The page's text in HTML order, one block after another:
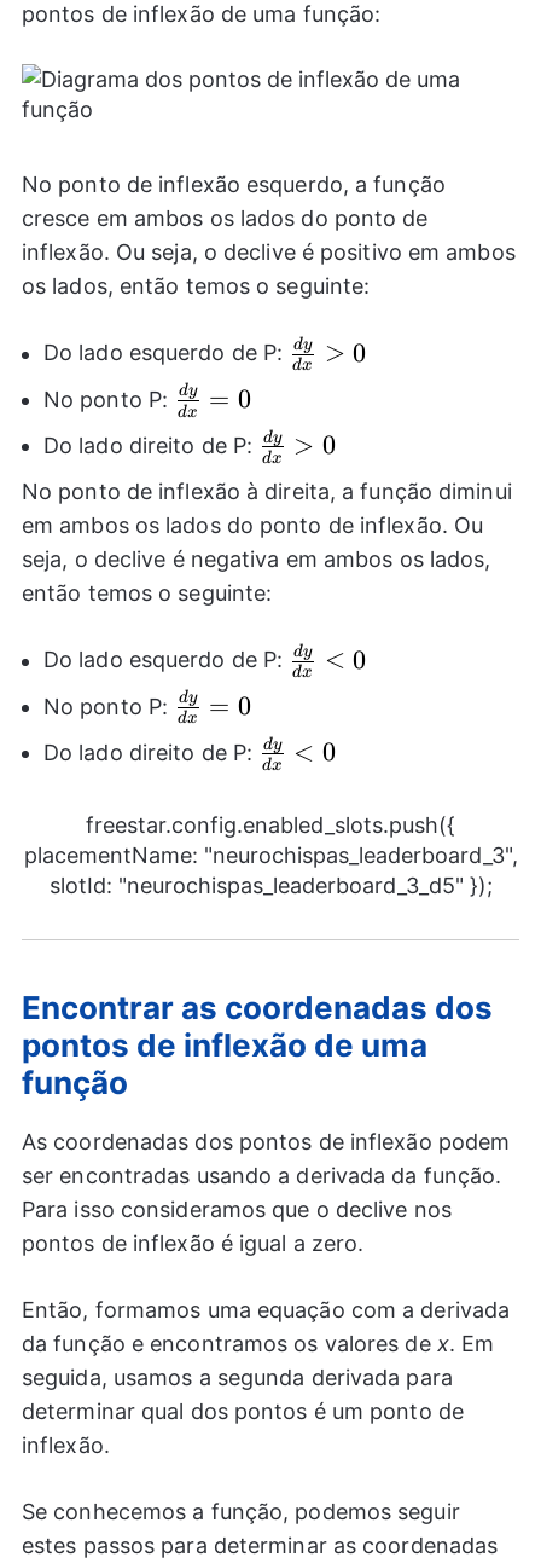
pontos de inflexão de uma função:
No ponto de inflexão esquerdo, a função
cresce em ambos os lados do ponto de
inflexão. Ou seja, o declive é positivo em ambos
os lados, então temos o seguinte:
Do lado esquerdo de P: \frac{dy}
dx
dy > 0
No ponto P: \frac{dy}
{dx}=0
dx
dy = 0
Do lado direito de P: \frac{dy}
{dx}>0
dx
dy > 0
No ponto de inflexão à direita, a função diminui
em ambos os lados do ponto de inflexão. Ou
seja, o declive é negativa em ambos os lados,
então temos o seguinte:
Do lado esquerdo de P: \frac{dy}
dx
dy < 0
No ponto P: \frac{dy}
{dx}=0
dx
dy = 0
Do lado direito de P: \frac{dy}
dx
dy < 0
freestar.config.enabled_slots.push({
placementName: "neurochispas_leaderboard_3",
slotId: "neurochispas_leaderboard_3_d5" });
Encontrar as coordenadas dos
pontos de inflexão de uma
função
As coordenadas dos pontos de inflexão podem
ser encontradas usando a derivada da função.
Para isso consideramos que o declive nos
pontos de inflexão é igual a zero.
Então, formamos uma equação com a derivada
da função e encontramos os valores de x. Em
seguida, usamos a segunda derivada para
determinar qual dos pontos é um ponto de
inflexão.
Se conhecemos a função, podemos seguir
estes passos para determinar as coordenadas